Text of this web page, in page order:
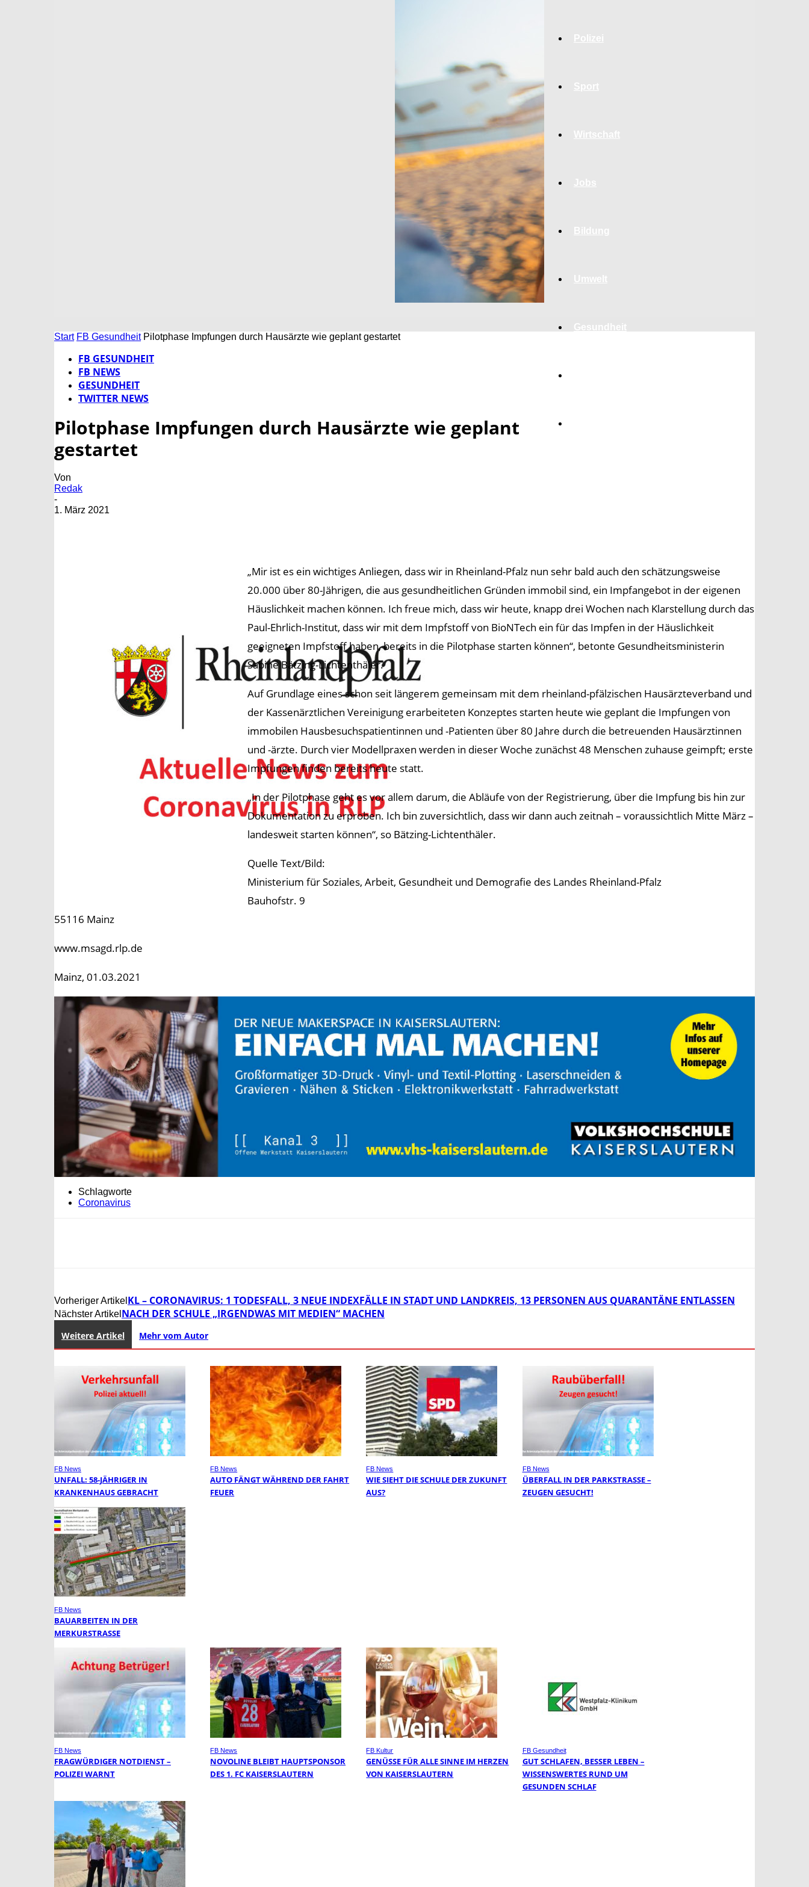
Gesundheit
Start FB Gesundheit Pilotphase Impfungen durch Hausärzte wie geplant gestartet
FB GESUNDHEIT
FB NEWS
GESUNDHEIT
TWITTER NEWS
Pilotphase Impfungen durch Hausärzte wie geplant
gestartet
Von
Redak
-
1. März 2021
„Mir ist es ein wichtiges Anliegen, dass wir in Rheinland-Pfalz nun sehr bald auch den schätzungsweise
20.000 über 80-Jährigen, die aus gesundheitlichen Gründen immobil sind, ein Impfangebot in der eigenen
Häuslichkeit machen können. Ich freue mich, dass wir heute, knapp drei Wochen nach Klarstellung durch das
Paul-Ehrlich-Institut, dass wir mit dem Impfstoff von BioNTech ein für das Impfen in der Häuslichkeit
geeigneten Impfstoff haben, bereits in die Pilotphase starten können“, betonte Gesundheits­ministerin
Sabine Bätzing-Lichtenthäler.
Auf Grundlage eines schon seit längerem gemeinsam mit dem rheinland-pfälzischen Hausärzteverband und
der Kassenärztlichen Vereinigung erarbeiteten Konzeptes starten heute wie geplant die Impfungen von
immobilen Hausbesuchspatientinnen und -Patienten über 80 Jahre durch die betreuenden Hausärztinnen
und -ärzte. Durch vier Modellpraxen werden in dieser Woche zunächst 48 Menschen zuhause geimpft; erste
Impfungen finden bereits heute statt.
„In der Pilotphase geht es vor allem darum, die Abläufe von der Registrierung, über die Impfung bis hin zur
Dokumentation zu erproben. Ich bin zuversichtlich, dass wir dann auch zeitnah – voraussichtlich Mitte März –
landesweit starten können“, so Bätzing-Lichtenthäler.
Quelle Text/Bild:
Ministerium für Soziales, Arbeit, Gesundheit und Demografie des Landes Rheinland-Pfalz
Bauhofstr. 9
55116 Mainz
www.msagd.rlp.de
Mainz, 01.03.2021
Schlagworte
Coronavirus
Vorheriger Artikel KL – CORONAVIRUS: 1 TODESFALL, 3 NEUE INDEXFÄLLE IN STADT UND LANDKREIS, 13 PERSONEN AUS QUARANTÄNE ENTLASSEN
Nächster Artikel NACH DER SCHULE „IRGENDWAS MIT MEDIEN“ MACHEN
Weitere Artikel Mehr vom Autor
FB News
UNFALL: 58-JÄHRIGER IN
KRANKENHAUS GEBRACHT
FB News
AUTO FÄNGT WÄHREND DER FAHRT
FEUER
FB News
WIE SIEHT DIE SCHULE DER ZUKUNFT
AUS?
FB News
ÜBERFALL IN DER PARKSTRASSE – Z
EUGEN GESUCHT!
FB News
BAUARBEITEN IN DER
MERKURSTRASSE
FB News
FRAGWÜRDIGER NOTDIENST –
POLIZEI WARNT
FB News
NOVOLINE BLEIBT HAUPTSPONSOR
DES 1. FC KAISERSLAUTERN
FB Kultur
GENÜSSE FÜR ALLE SINNE IM HERZEN
VON KAISERSLAUTERN
FB Gesundheit
GUT SCHLAFEN, BESSER LEBEN –
WISSENSWERTES RUND UM
GESUNDEN SCHLAF